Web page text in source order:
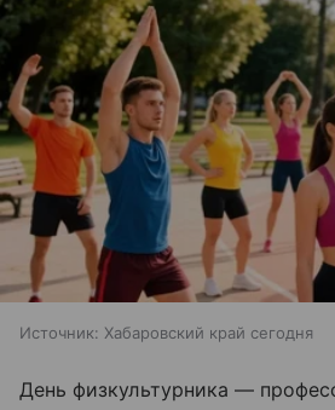
Источник: Хабаровский край сегодня
День физкультурника —